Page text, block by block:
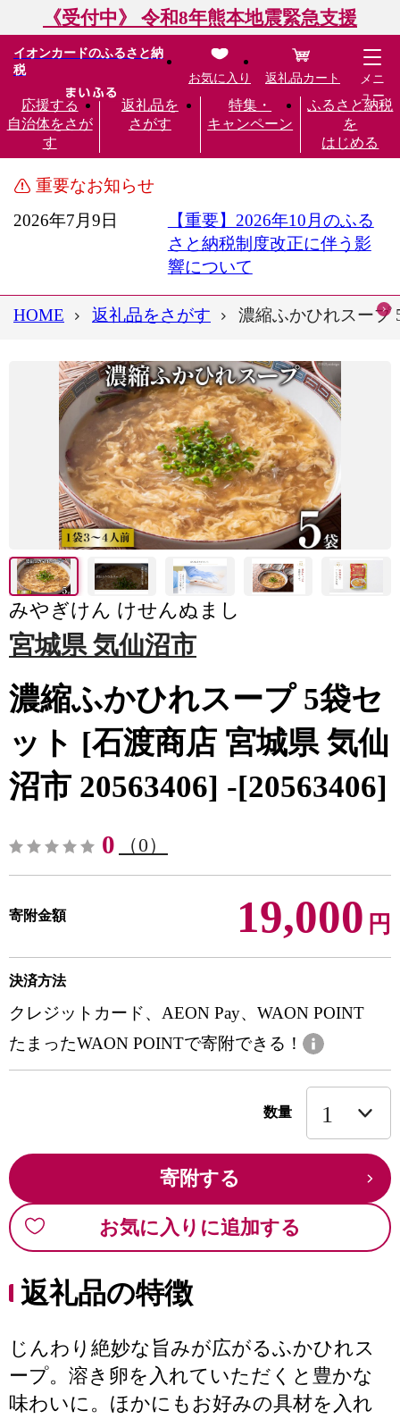
《受付中》 令和8年熊本地震緊急支援
イオンカードのふるさと納
税
応援する
自治体をさが
す
返礼品を
さがす
特集・
キャンペーン
ふるさと納税
を
はじめる
お気に入り 返礼品カート
メニ
ュー
重要なお知らせ
2026年7月9日
【重要】2026年10月のふる
さと納税制度改正に伴う影
響について
HOME 返礼品をさがす 濃縮ふかひれスープ
みやぎけん けせんぬまし
宮城県 気仙沼市
濃縮ふかひれスープ 5袋セ
ット [石渡商店 宮城県 気仙
沼市 20563406] -[20563406]
0 （0）
寄附金額 19,000 円
決済方法
クレジットカード、AEON Pay、WAON POINT
たまったWAON POINTで寄附できる！
数量
寄附する
お気に入りに追加する
返礼品の特徴
じんわり絶妙な旨みが広がるふかひれス
ープ。溶き卵を入れていただくと豊かな
味わいに。ほかにもお好みの具材を入れ